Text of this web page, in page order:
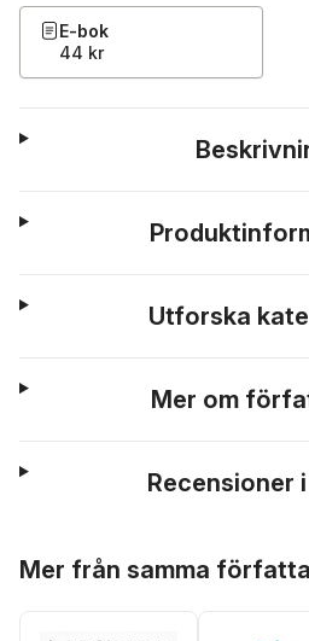
E-bok
44 kr
Utforska
Mer om
Recensioner
Mer från samma